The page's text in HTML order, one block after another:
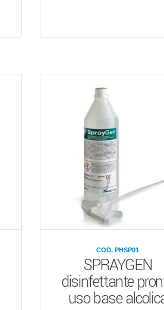
COD. PHSP01
SPRAYGEN
disinfettante
uso base